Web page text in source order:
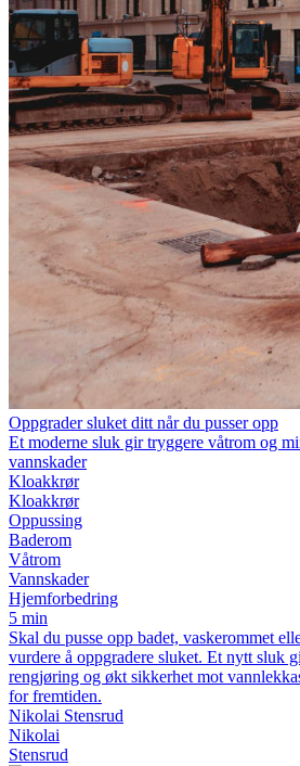
Oppgrader sluket ditt når du pusser opp
Et moderne sluk gir tryggere våtrom og
vannskader
Kloakkrør
Kloakkrør
Oppussing
Baderom
Våtrom
Vannskader
Hjemforbedring
5 min
Skal du pusse opp badet, vaskerommet
vurdere å oppgradere sluket. Et nytt sluk
rengjøring og økt sikkerhet mot
for fremtiden.
Nikolai Stensrud
Nikolai
Stensrud